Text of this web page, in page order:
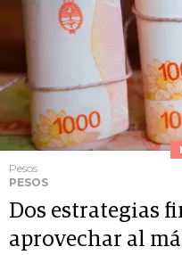
Pesos
PESOS
Dos estrategias
aprovechar al